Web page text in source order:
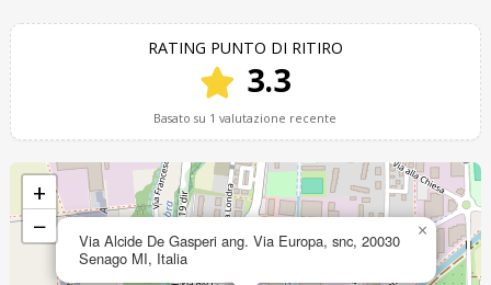
RATING PUNTO DI RITIRO
3.3
Basato su 1 valutazione recente
Via Alcide De Gasperi ang. Via Europa, snc, 20030
Senago MI, Italia
×
+
−